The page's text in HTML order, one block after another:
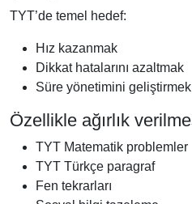
TYT’de temel hedef:
Hız kazanmak
Dikkat hatalarını azaltmak
Süre yönetimini geliştirmek
Özellikle ağırlık
TYT Matematik problemler
TYT Türkçe paragraf
Fen tekrarları